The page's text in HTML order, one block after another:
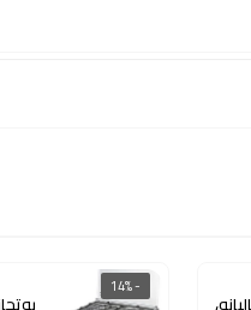
- 14%